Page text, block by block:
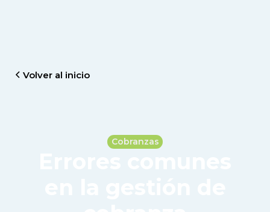
Volver al inicio
Cobranzas